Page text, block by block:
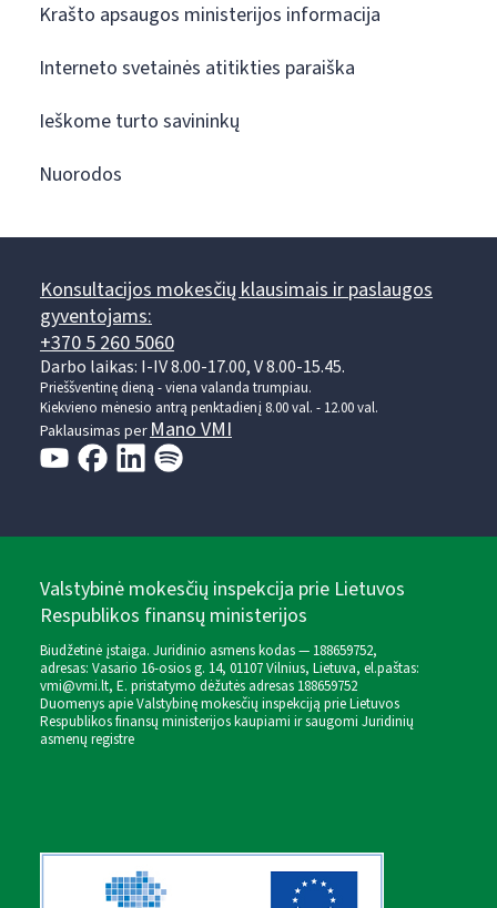
Krašto apsaugos ministerijos informacija
Interneto svetainės atitikties paraiška
Ieškome turto savininkų
Nuorodos
Konsultacijos mokesčių klausimais ir paslaugos
gyventojams:
+370 5 260 5060
Darbo laikas: I-IV 8.00-17.00, V 8.00-15.45.
Prieššventinę dieną - viena valanda trumpiau.
Kiekvieno mėnesio antrą penktadienį 8.00 val. - 12.00 val.
Paklausimas perMano VMI
Valstybinė mokesčių inspekcija prie Lietuvos
Respublikos finansų ministerijos
Biudžetinė įstaiga. Juridinio asmens kodas — 188659752,
adresas: Vasario 16-osios g. 14, 01107 Vilnius, Lietuva, el.paštas:
vmi@vmi.lt, E. pristatymo dėžutės adresas 188659752
Duomenys apie Valstybinę mokesčių inspekciją prie Lietuvos
Respublikos finansų ministerijos kaupiami ir saugomi Juridinių
asmenų registre